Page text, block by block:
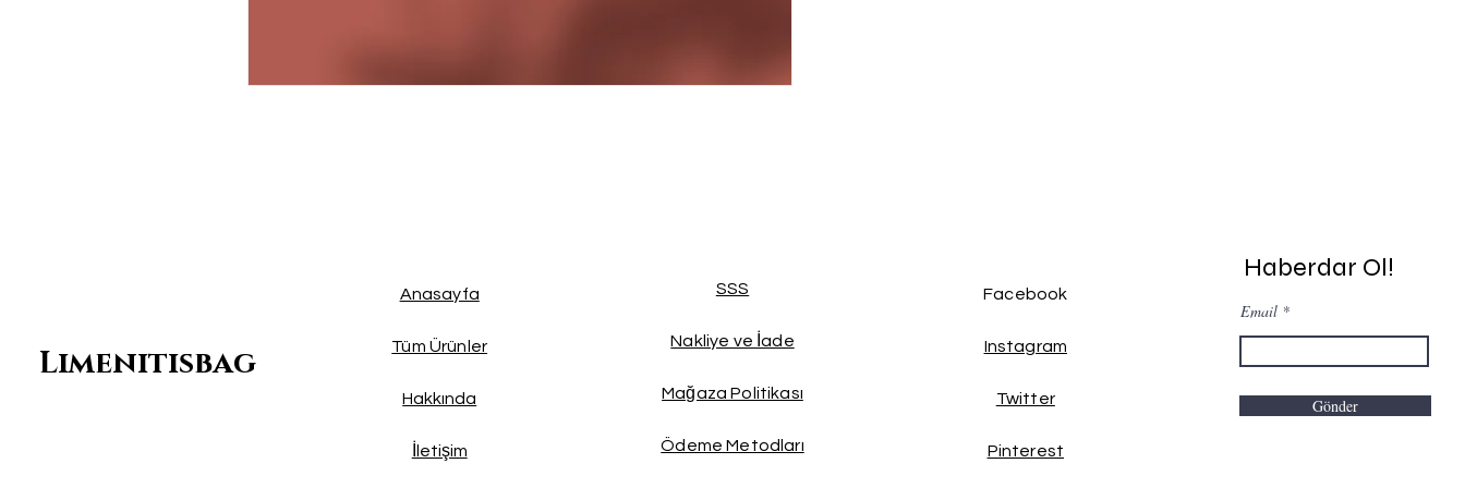
Limenitisbag
Anasayfa
Tüm Ürünler
Hakkında
İletişim
SSS
Nakliye ve İade
Mağaza Politikası
Ödeme Metodları
Facebook
Instagram
Twitter
Pinterest
Haberdar Ol!
Email
Gönder